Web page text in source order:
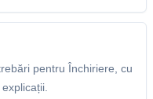
pentru Închiriere, cu